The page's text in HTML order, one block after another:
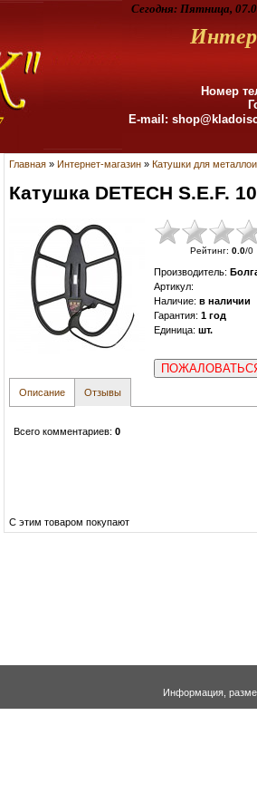
Сегодня: Пятница,
Номер
E-mail:
Главная » Интернет-магазин » Катушки для
Катушка DETECH S.E.F.
Рейтинг: 0.0/0
Производитель:
Артикул:
Наличие: в наличии
Гарантия: 1 год
Единица: шт.
Описание Отзывы
Всего комментариев: 0
С этим товаром покупают
Информация,